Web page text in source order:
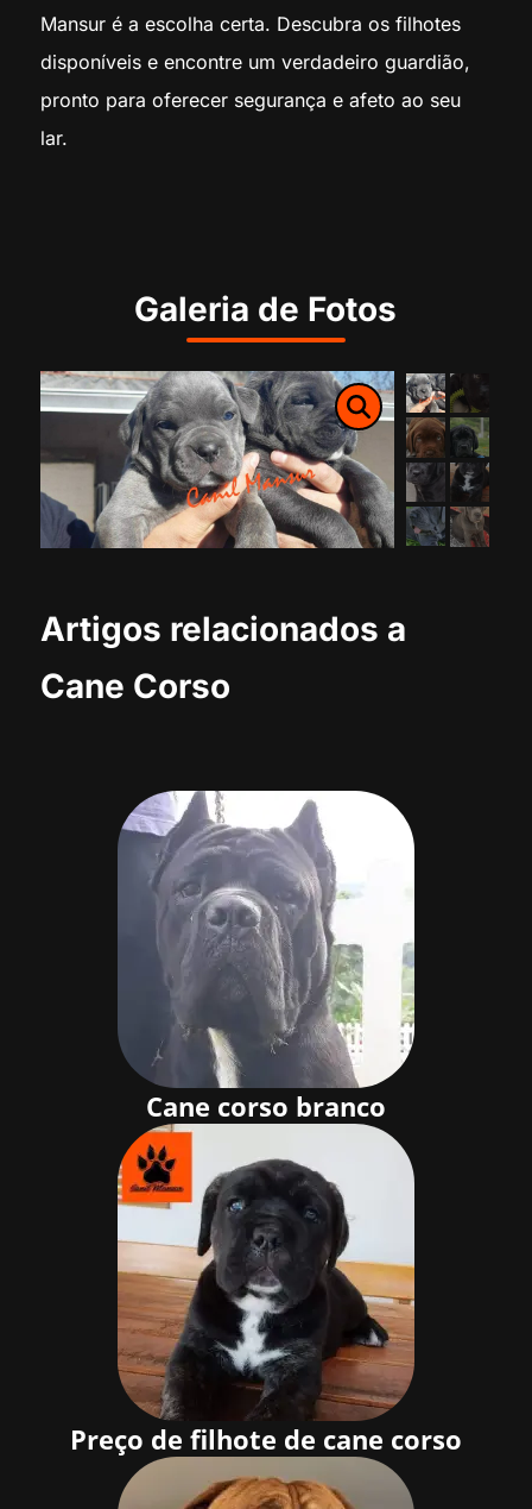
Mansur é a escolha certa. Descubra os filhotes
disponíveis e encontre um verdadeiro guardião,
pronto para oferecer segurança e afeto ao seu
lar.
Galeria de Fotos
Artigos relacionados a
Cane Corso
Cane corso branco
Preço de filhote de cane corso